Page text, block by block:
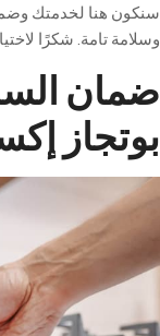
سنكون هنا لخدمتك
وسلامة تامة. شكرًا
ضمان
بوتجاز